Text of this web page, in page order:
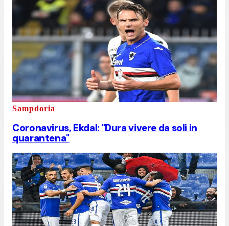
Sampdoria
Coronavirus, Ekdal: "Dura vivere da soli in
quarantena"